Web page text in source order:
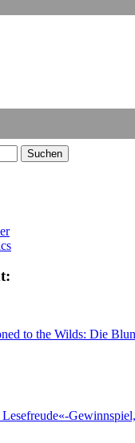
Suchen
to the Wilds: Die